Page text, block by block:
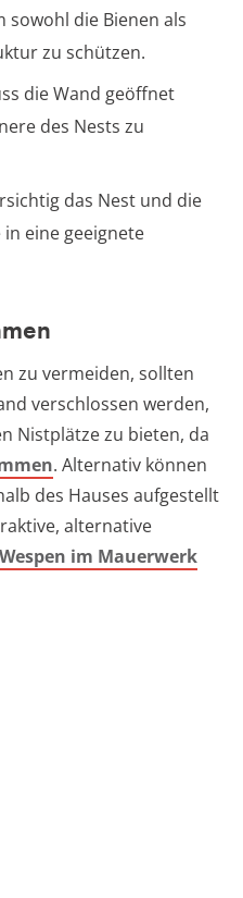
die Bienen als
zu schützen.
die Wand geöffnet
des Nests zu
das Nest und die
eine geeignete
zu vermeiden, sollten
verschlossen werden,
Nistplätze zu bieten, da
. Alternativ können
des Hauses aufgestellt
alternative
Wespen im Mauerwerk